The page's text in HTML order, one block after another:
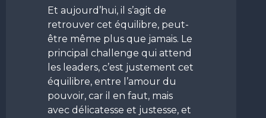
Et aujourd’hui, il s’agit de
retrouver cet équilibre, peut-
être même plus que jamais. Le
principal challenge qui attend
les leaders, c’est justement cet
équilibre, entre l’amour du
pouvoir, car il en faut, mais
avec délicatesse et justesse, et